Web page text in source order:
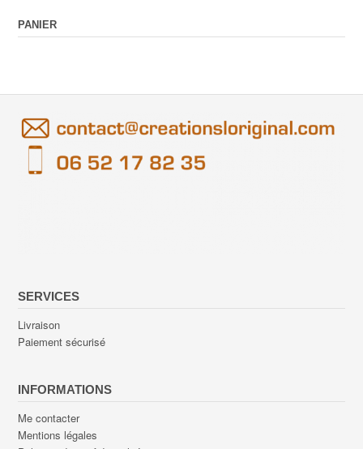
PANIER
SERVICES
Livraison
Paiement sécurisé
INFORMATIONS
Me contacter
Mentions légales